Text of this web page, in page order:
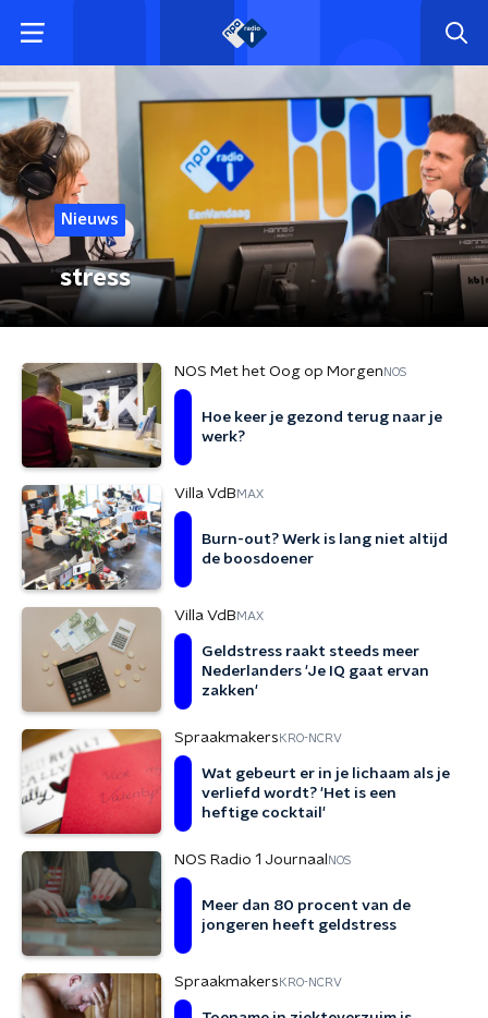
Nieuws
stress
NOS Met het Oog op Morgen NOS
Hoe keer je gezond terug naar je
werk?
Villa VdB MAX
Burn-out? Werk is lang niet altijd
de boosdoener
Villa VdB MAX
Geldstress raakt steeds meer
Nederlanders 'Je IQ gaat ervan
zakken'
Spraakmakers KRO-NCRV
Wat gebeurt er in je lichaam als je
verliefd wordt? 'Het is een
heftige cocktail'
NOS Radio 1 Journaal NOS
Meer dan 80 procent van de
jongeren heeft geldstress
Spraakmakers KRO-NCRV